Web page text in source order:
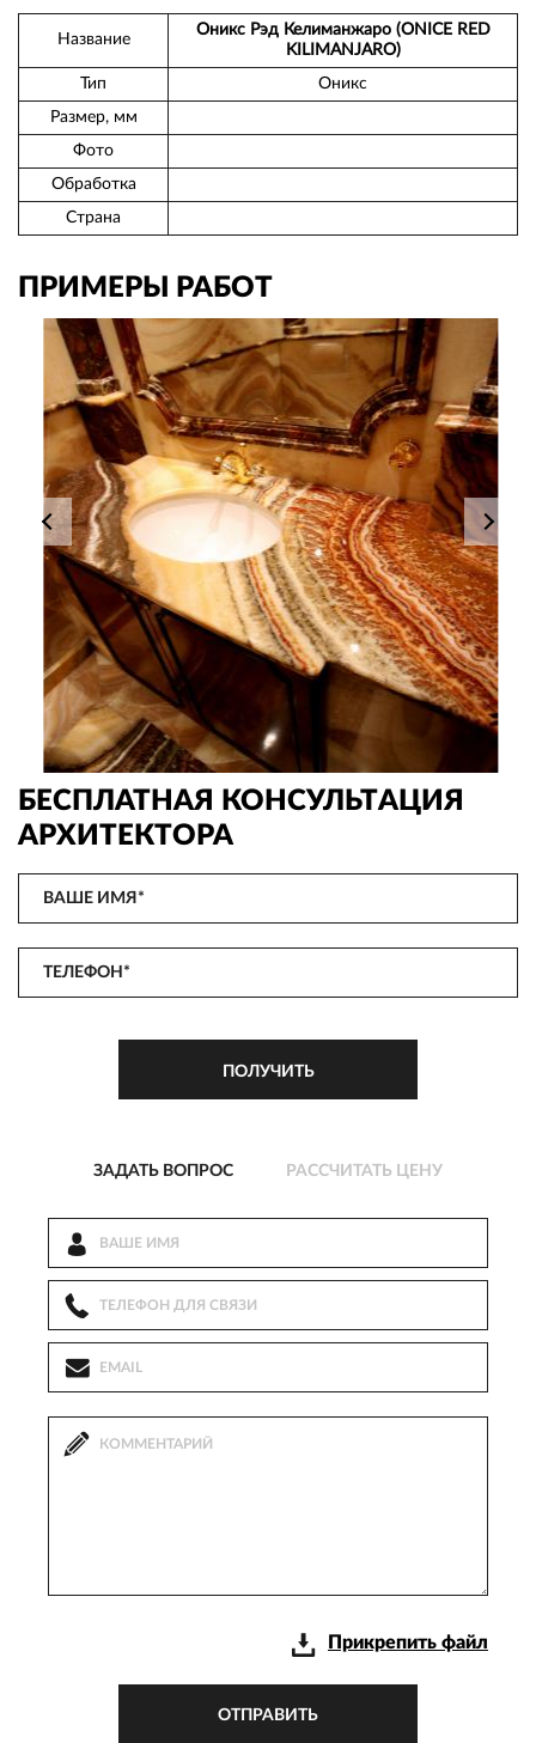
Название
Оникс Рэд Келиманжаро (ONICE RED
KILIMANJARO)
Тип
Оникс
Размер, мм
Фото
Обработка
Страна
ПРИМЕРЫ РАБОТ
БЕСПЛАТНАЯ КОНСУЛЬТАЦИЯ
АРХИТЕКТОРА
ЗАДАТЬ ВОПРОС РАССЧИТАТЬ ЦЕНУ
Прикрепить файл
ОТПРАВИТЬ